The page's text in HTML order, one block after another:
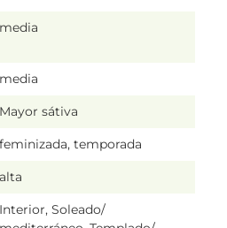
media
media
Mayor sátiva
feminizada, temporada
alta
Interior, Soleado/